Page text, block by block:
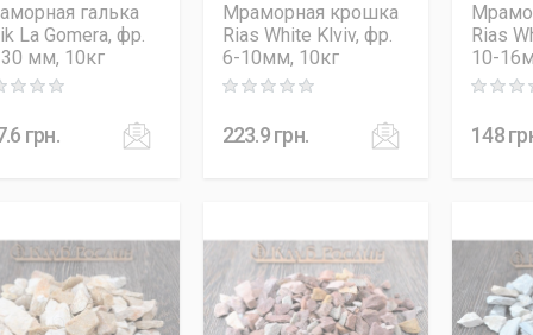
галька
La Gomera, фр.
мм, 10кг
0 out of 5
грн.
Мраморная крошка
Rias White Klviv, фр.
6-10мм, 10кг
Rating: 0 out of 5
223.9грн.
Rias
10-
Rating:
148